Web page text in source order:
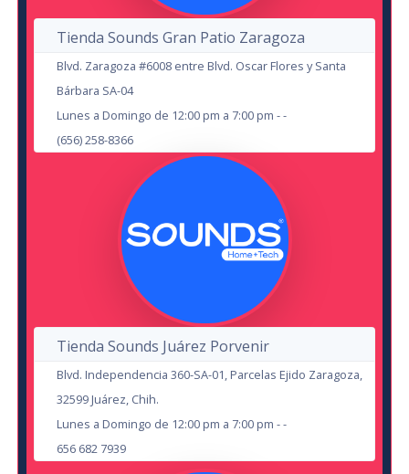
HUB Corner Sport
10
AUG
Los Surfistas del Sistema
Anexo Centenario
Leyendas Legendarias
Auditorio Benito Juárez
19
SEP
Zenon y Sus Amigos
Auditorio del Museo Semilla
Tienda Sounds Gran Patio Zaragoza
Blvd. Zaragoza #6008 entre Blvd. Oscar Flores y Santa
Bárbara SA-04
Lunes a Domingo de 12:00 pm a 7:00 pm - -
(656) 258-8366
Tienda Sounds Juárez Porvenir
Blvd. Independencia 360-SA-01, Parcelas Ejido Zaragoza,
32599 Juárez, Chih.
Lunes a Domingo de 12:00 pm a 7:00 pm - -
656 682 7939